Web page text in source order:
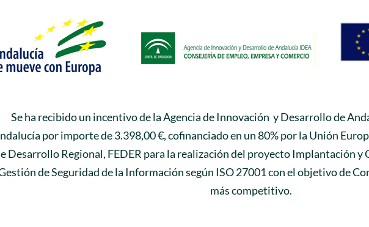
Se ha recibido un incentivo de la Agencia de Innovación y Desarrollo de
por importe de 3.398,00 €, cofinanciado en un 80% por la Unión
Desarrollo Regional, FEDER para la realización del proyecto Implantación y
de Seguridad de la Información según ISO 27001 con el objetivo de
más competitivo.